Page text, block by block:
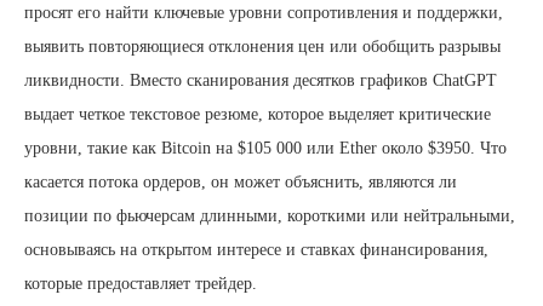
просят его найти ключевые уровни сопротивления и поддержки,
выявить повторяющиеся отклонения цен или обобщить разрывы
ликвидности. Вместо сканирования десятков графиков ChatGPT
выдает четкое текстовое резюме, которое выделяет критические
уровни, такие как Bitcoin на $105 000 или Ether около $3950. Что
касается потока ордеров, он может объяснить, являются ли
позиции по фьючерсам длинными, короткими или нейтральными,
основываясь на открытом интересе и ставках финансирования,
которые предоставляет трейдер.